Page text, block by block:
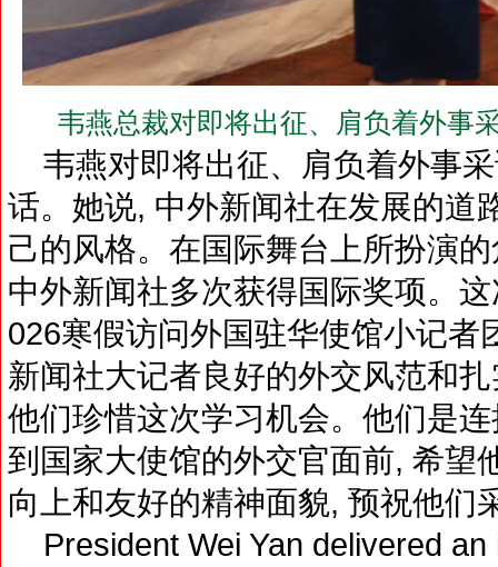
韦燕总裁对即将出征、肩负着外事
韦燕对即将出征、肩负着外事
话。她说, 中外新闻社在发展的道
己的风格。在国际舞台上所扮演
中外新闻社多次获得国际奖项。
026寒假访问外国驻华使馆小记者
新闻社大记者良好的外交风范和
他们珍惜这次学习机会。他们是
到国家大使馆的外交官面前, 希望
向上和友好的精神面貌, 预祝他们
President Wei Yan delivered